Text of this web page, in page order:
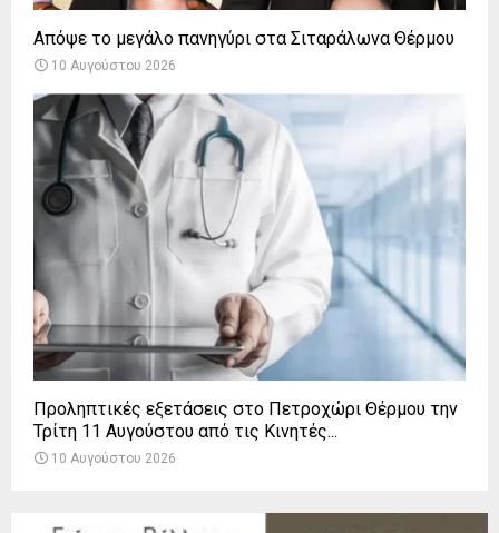
Απόψε το μεγάλο πανηγύρι στα Σιταράλωνα Θέρμου
10 Αυγούστου 2026
Προληπτικές εξετάσεις στο Πετροχώρι Θέρμου την
Τρίτη 11 Αυγούστου από τις Κινητές...
10 Αυγούστου 2026